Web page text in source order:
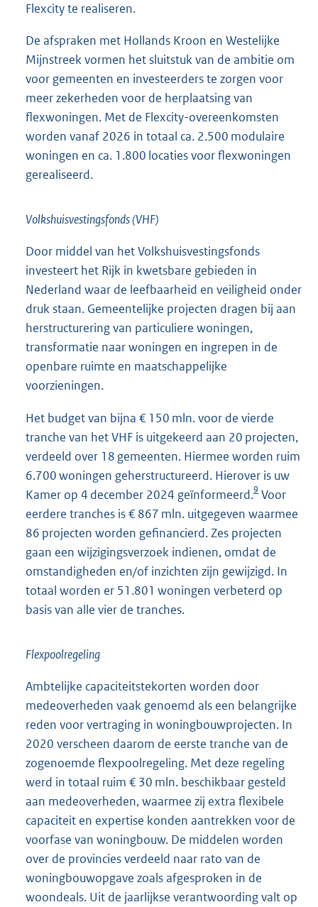
Flexcity te realiseren.
De afspraken met Hollands Kroon en Westelijke
Mijnstreek vormen het sluitstuk van de ambitie om
voor gemeenten en investeerders te zorgen voor
meer zekerheden voor de herplaatsing van
flexwoningen. Met de Flexcity-overeenkomsten
worden vanaf 2026 in totaal ca. 2.500 modulaire
woningen en ca. 1.800 locaties voor flexwoningen
gerealiseerd.
Volkshuisvestingsfonds (VHF)
Door middel van het Volkshuisvestingsfonds
investeert het Rijk in kwetsbare gebieden in
Nederland waar de leefbaarheid en veiligheid onder
druk staan. Gemeentelijke projecten dragen bij aan
herstructurering van particuliere woningen,
transformatie naar woningen en ingrepen in de
openbare ruimte en maatschappelijke
voorzieningen.
Het budget van bijna € 150 mln. voor de vierde
tranche van het VHF is uitgekeerd aan 20 projecten,
verdeeld over 18 gemeenten. Hiermee worden ruim
6.700 woningen geherstructureerd. Hierover is uw
Kamer op 4 december 2024 geïnformeerd.9 Voor
eerdere tranches is € 867 mln. uitgegeven waarmee
86 projecten worden gefinancierd. Zes projecten
gaan een wijzigingsverzoek indienen, omdat de
omstandigheden en/of inzichten zijn gewijzigd. In
totaal worden er 51.801 woningen verbeterd op
basis van alle vier de tranches.
Flexpoolregeling
Ambtelijke capaciteitstekorten worden door
medeoverheden vaak genoemd als een belangrijke
reden voor vertraging in woningbouwprojecten. In
2020 verscheen daarom de eerste tranche van de
zogenoemde flexpoolregeling. Met deze regeling
werd in totaal ruim € 30 mln. beschikbaar gesteld
aan medeoverheden, waarmee zij extra flexibele
capaciteit en expertise konden aantrekken voor de
voorfase van woningbouw. De middelen worden
over de provincies verdeeld naar rato van de
woningbouwopgave zoals afgesproken in de
woondeals. Uit de jaarlijkse verantwoording valt op